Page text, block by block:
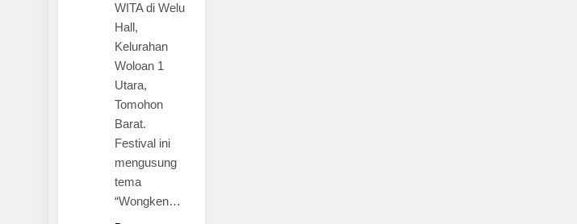
WITA di Welu
Hall,
Kelurahan
Woloan 1
Utara,
Tomohon
Barat.
Festival ini
mengusung
tema
“Wongken…